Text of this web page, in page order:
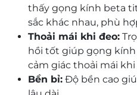
thấy gọng kính beta
sắc khác nhau, phù
Thoải mái khi đeo:
hồi tốt giúp gọng
cảm giác thoải mái khi
Bền bỉ: Độ bền cao